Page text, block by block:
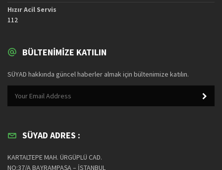
Hızır Acil Servis
112
BÜLTENIMIZE KATILIN
SÜYAD hakkında güncel haberler almak için bültenimize katılın.
SÜYAD ADRES :
KARTALTEPE MAH. ÜRGÜPLÜ CAD.
NO:37/A BAYRAMPAŞA – İSTANBUL